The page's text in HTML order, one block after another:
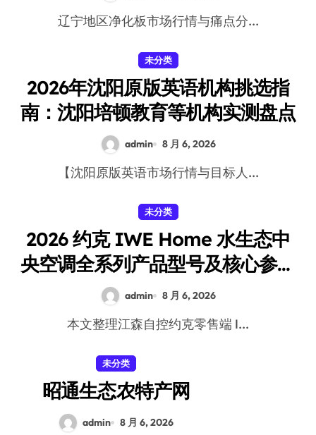
辽宁地区净化板市场行情与痛点分...
未分类
2026年沈阳原版英语机构挑选指
南：沈阳培顿教育等机构实测盘点
admin 8 月 6, 2026
【沈阳原版英语市场行情与目标人...
未分类
2026 约克 IWE Home 水生态中
央空调全系列产品型号及核心参数
汇总
admin 8 月 6, 2026
本文整理江森自控约克零售端 I...
未分类
昭通生态农特产网
admin 8 月 6, 2026